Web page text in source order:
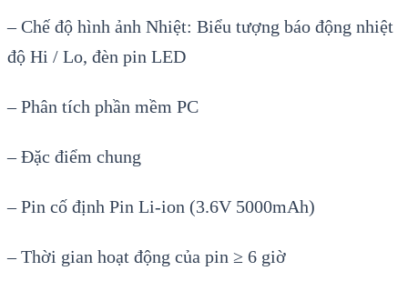
–Chế độ hình ảnh Nhiệt: Biểu tượng báo động nhiệt
độ Hi / Lo, đèn pin LED
– Phân tích phần mềm PC
–Đặc điểm chung
–Pin cố định Pin Li-ion (3.6V 5000mAh)
–Thời gian hoạt động của pin ≥ 6 giờ